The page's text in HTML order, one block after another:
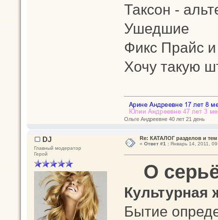
Таксон -
Ушедшие
Фикс Прайс
Хочу такую
Ольге Андреевне 40 лет 21 день
DJ
Главный модератор
Герой
Re: КАТАЛОГ разделов и тем
« Ответ #1 :Январь 14, 2011,
О
Бытие